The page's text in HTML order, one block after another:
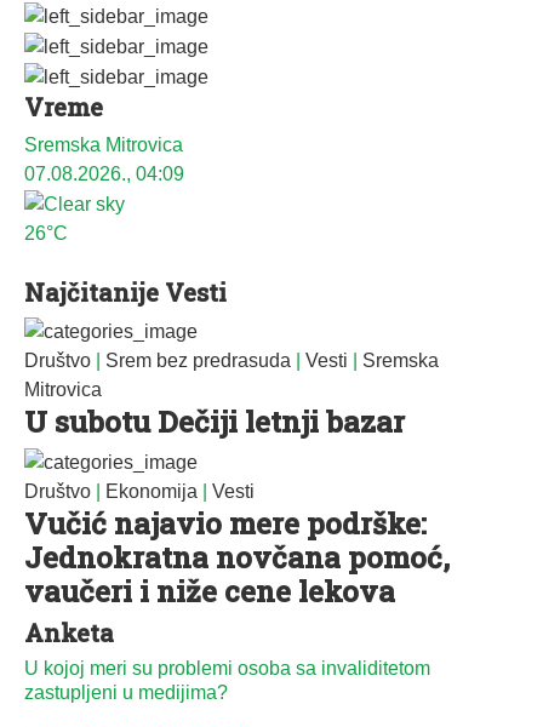
Vreme
Sremska Mitrovica
07.08.2026., 04:09
26°C
Najčitanije Vesti
Društvo Srem bez predrasuda Vesti
Sremska
Mitrovica
U subotu Dečiji letnji bazar
Društvo Ekonomija Vesti
Vučić najavio mere podrške:
Jednokratna novčana pomoć,
vaučeri i niže cene lekova
Anketa
U kojoj meri su problemi osoba sa invaliditetom
zastupljeni u medijima?